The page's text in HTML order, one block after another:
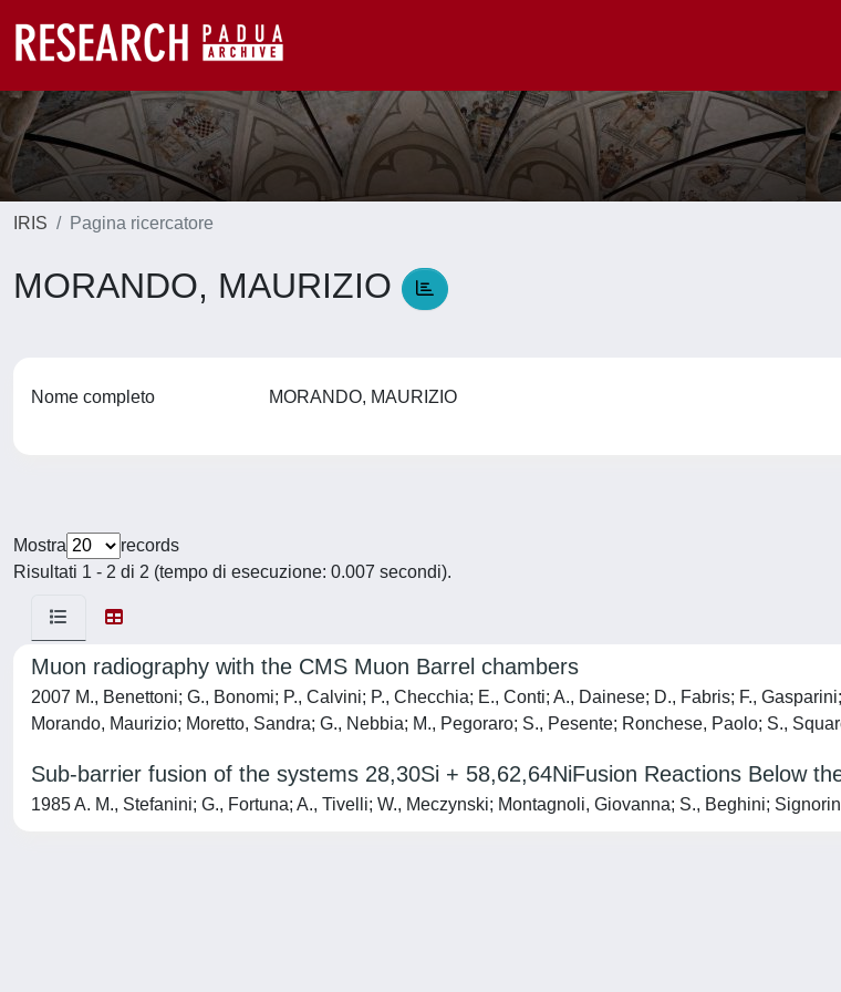
IRIS Pagina ricercatore
MORANDO, MAURIZIO
Nome completo MORANDO, MAURIZIO
Mostra
records
Risultati 1 - 2 di 2 (tempo di esecuzione: 0.007 secondi).
Muon radiography with the CMS Muon Barrel chambers
2007 M., Benettoni; G., Bonomi; P., Calvini; P., Checchia; E., Conti; A., Dainese; D., Fabris; F.,
Morando, Maurizio; Moretto, Sandra; G., Nebbia; M., Pegoraro; S., Pesente; Ronchese, Paolo; S.,
Sub-barrier fusion of the systems 28,30Si + 58,62,64NiFusion Reactions Below
1985 A. M., Stefanini; G., Fortuna; A., Tivelli; W., Meczynski; Montagnoli, Giovanna; S., Beghini;